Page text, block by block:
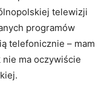
telewizji
programów
telefonicznie – mam
ma oczywiście